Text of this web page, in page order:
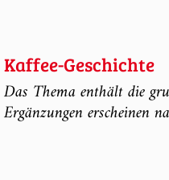
Kaffee-Geschichte
Das Thema enthält die
Ergänzungen erscheinen